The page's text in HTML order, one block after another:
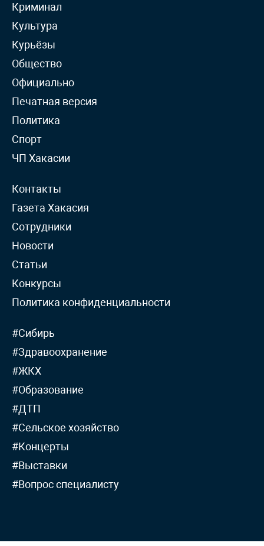
Криминал
Культура
Курьёзы
Общество
Официально
Печатная версия
Политика
Спорт
ЧП Хакасии
Контакты
Газета Хакасия
Сотрудники
Новости
Статьи
Конкурсы
Политика конфиденциальности
#Сибирь
#Здравоохранение
#ЖКХ
#Образование
#ДТП
#Сельское хозяйство
#Концерты
#Выставки
#Вопрос специалисту